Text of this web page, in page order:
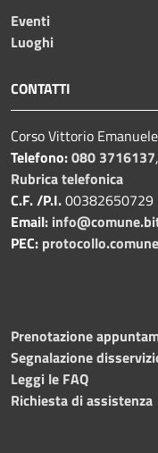
Eventi
Luoghi
CONTATTI
Corso Vittorio
Telefono:080 3716137,
Rubrica telefonica
C.F. /P.I.00382650729
Email:
PEC:
Prenotazione
Segnalazione
Leggi le FAQ
Richiesta di assistenza